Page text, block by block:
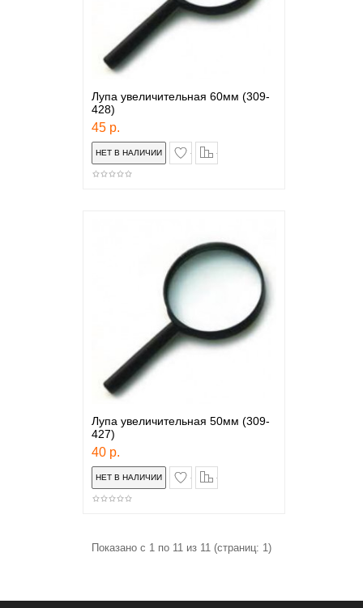
Лупа увеличительная 60мм (309-
428)
45 р.
в закладки
Лупа увеличительная 50мм (309-
427)
40 р.
в закладки
Показано с 1 по 11 из 11 (страниц: 1)